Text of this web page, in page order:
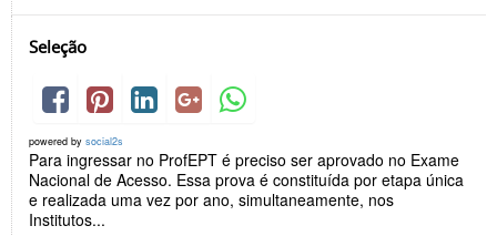
Seleção
powered by social2s
Para ingressar no ProfEPT é preciso ser aprovado no Exame
Nacional de Acesso. Essa prova é constituída por etapa única
e realizada uma vez por ano, simultaneamente, nos
Institutos...